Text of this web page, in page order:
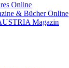
Online
& Bücher Online
Magazin